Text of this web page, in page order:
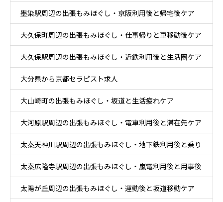
墨染駅周辺の出張もみほぐし・京阪利用後と帰宅後ケア
大久保町周辺の出張もみほぐし・仕事帰りと車移動後ケア
大久保駅周辺の出張もみほぐし・近鉄利用後と生活圏ケア
大分県から京都セラピスト求人
大山崎町の出張もみほぐし・坂道と生活疲れケア
大河原駅周辺の出張もみほぐし・電車利用後と滞在先ケア
太秦天神川駅周辺の出張もみほぐし・地下鉄利用後と乗り
換え後ケア
太秦広隆寺駅周辺の出張もみほぐし・嵐電利用後と用事後
ケア
太陽が丘周辺の出張もみほぐし・運動後と坂道移動ケア